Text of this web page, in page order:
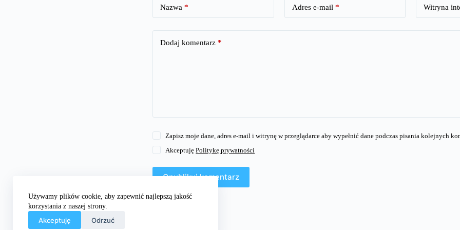
Używamy plików cookie, aby zapewnić najlepszą jakość
korzystania z naszej strony.
Akceptuję Odrzuć
Nazwa * Adres e-mail * Witryna
Dodaj komentarz *
Zapisz moje dane, adres e-mail i witrynę w przeglądarce aby wypełnić dane podczas pisania kolejnych
AkceptujęPolitykę prywatności
Opublikuj komentarz